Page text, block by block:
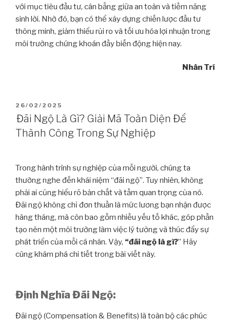
với mục tiêu đầu tư, cân bằng giữa an toàn và tiềm năng
sinh lời. Nhờ đó, bạn có thể xây dựng chiến lược đầu tư
thông minh, giảm thiểu rủi ro và tối ưu hóa lợi nhuận trong
môi trường chứng khoán đầy biến động hiện nay.
Nhân Trí
26/02/2025
Đãi Ngộ Là Gì? Giải Mã Toàn Diện Để
Thành Công Trong Sự Nghiệp
Trong hành trình sự nghiệp của mỗi người, chúng ta
thường nghe đến khái niệm “đãi ngộ”. Tuy nhiên, không
phải ai cũng hiểu rõ bản chất và tầm quan trọng của nó.
Đãi ngộ không chỉ đơn thuần là mức lương bạn nhận được
hàng tháng, mà còn bao gồm nhiều yếu tố khác, góp phần
tạo nên một môi trường làm việc lý tưởng và thúc đẩy sự
phát triển của mỗi cá nhân. Vậy, “đãi ngộ là gì?” Hãy
cùng khám phá chi tiết trong bài viết này.
Định Nghĩa Đãi Ngộ:
Đãi ngộ (Compensation & Benefits) là toàn bộ các phúc